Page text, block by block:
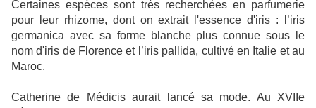
Certaines espèces sont très recherchées en parfumerie
pour leur rhizome, dont on extrait l'essence d'iris : l’iris
germanica avec sa forme blanche plus connue sous le
nom d'iris de Florence et l’iris pallida, cultivé en Italie et au
Maroc.
Catherine de Médicis aurait lancé sa mode. Au XVIIe